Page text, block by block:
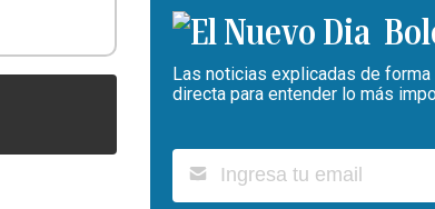
Las noticias explicadas de
directa para entender lo más